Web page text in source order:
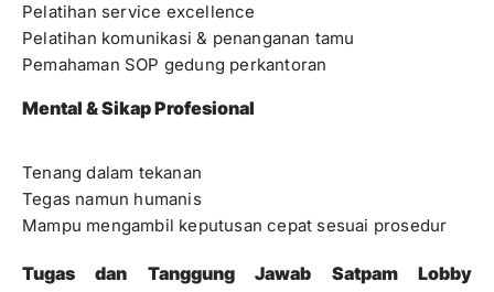
Pelatihan service excellence
Pelatihan komunikasi & penanganan tamu
Pemahaman SOP gedung perkantoran
Mental & Sikap Profesional
Tenang dalam tekanan
Tegas namun humanis
Mampu mengambil keputusan cepat sesuai prosedur
Tugas dan Tanggung Jawab Satpam Lobby